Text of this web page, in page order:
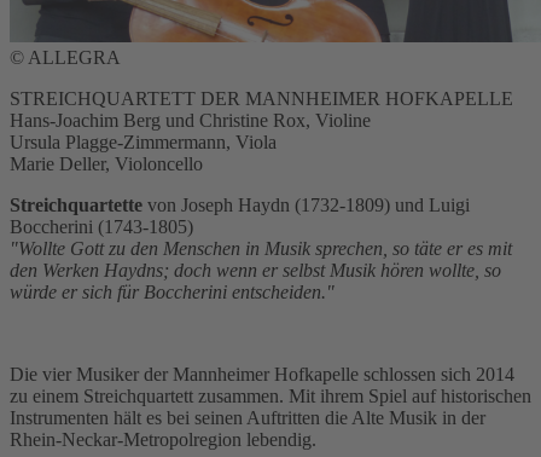
© ALLEGRA
STREICHQUARTETT DER MANNHEIMER HOFKAPELLE
Hans-Joachim Berg und Christine Rox, Violine
Ursula Plagge-Zimmermann, Viola
Marie Deller, Violoncello
Streichquartette von Joseph Haydn (1732-1809) und Luigi
Boccherini (1743-1805)
"Wollte Gott zu den Menschen in Musik sprechen, so täte er es mit
den Werken Haydns; doch wenn er selbst Musik hören wollte, so
würde er sich für Boccherini entscheiden."
Die vier Musiker der Mannheimer Hofkapelle schlossen sich 2014
zu einem Streichquartett zusammen. Mit ihrem Spiel auf historischen
Instrumenten hält es bei seinen Auftritten die Alte Musik in der
Rhein-Neckar-Metropolregion lebendig.